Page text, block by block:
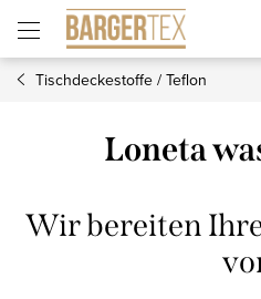
Inhalt
springen
Tischdeckestoffe / Teflon
Loneta
Wir bereiten